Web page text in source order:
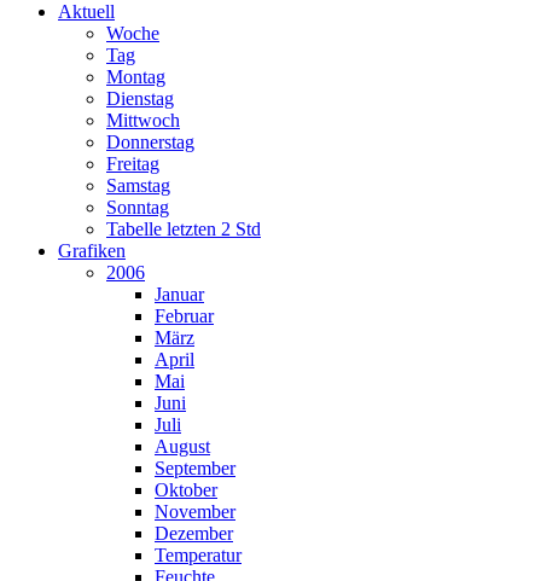
Aktuell
Woche
Tag
Montag
Dienstag
Mittwoch
Donnerstag
Freitag
Samstag
Sonntag
Tabelle letzten 2 Std
Grafiken
2006
Januar
Februar
März
April
Mai
Juni
Juli
August
September
Oktober
November
Dezember
Temperatur
Feuchte